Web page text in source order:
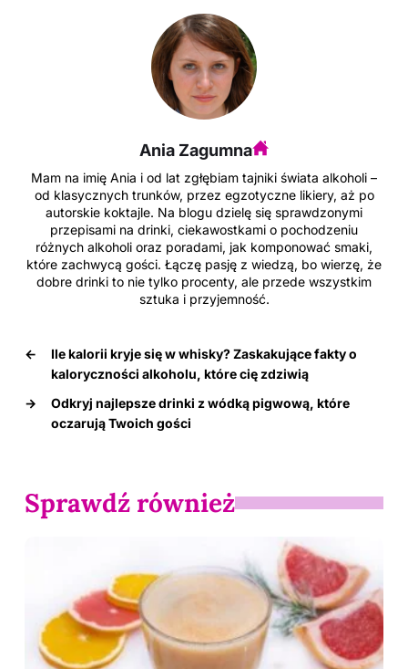
Ania Zagumna
Mam na imię Ania i od lat zgłębiam tajniki świata alkoholi –
od klasycznych trunków, przez egzotyczne likiery, aż po
autorskie koktajle. Na blogu dzielę się sprawdzonymi
przepisami na drinki, ciekawostkami o pochodzeniu
różnych alkoholi oraz poradami, jak komponować smaki,
które zachwycą gości. Łączę pasję z wiedzą, bo wierzę, że
dobre drinki to nie tylko procenty, ale przede wszystkim
sztuka i przyjemność.
←
Ile kalorii kryje się w whisky? Zaskakujące fakty o
kaloryczności alkoholu, które cię zdziwią
→
Odkryj najlepsze drinki z wódką pigwową, które
oczarują Twoich gości
Sprawdź również